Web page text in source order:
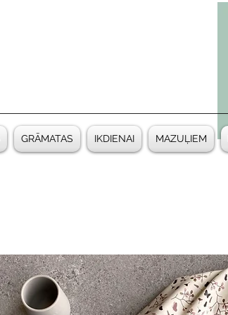
GRĀMATAS IKDIENAI MAZUĻIEM